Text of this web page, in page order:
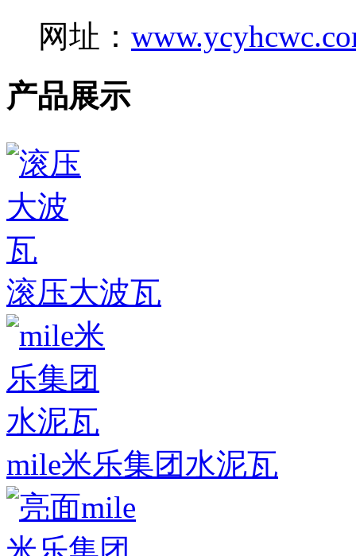
网址：
产品展示
滚压大波瓦
mile米乐集团水泥瓦